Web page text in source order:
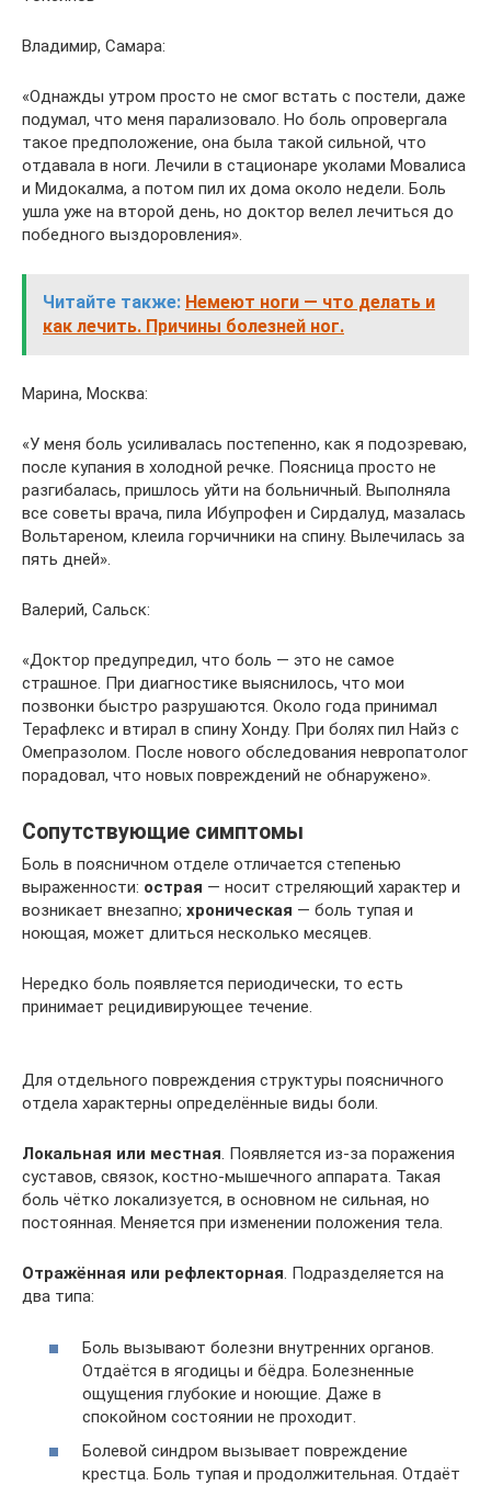
Владимир, Самара:
«Однажды утром просто не смог встать с постели, даже
подумал, что меня парализовало. Но боль опровергала
такое предположение, она была такой сильной, что
отдавала в ноги. Лечили в стационаре уколами Мовалиса
и Мидокалма, а потом пил их дома около недели. Боль
ушла уже на второй день, но доктор велел лечиться до
победного выздоровления».
Читайте также: Немеют ноги — что делать и
как лечить. Причины болезней ног.
Марина, Москва:
«У меня боль усиливалась постепенно, как я подозреваю,
после купания в холодной речке. Поясница просто не
разгибалась, пришлось уйти на больничный. Выполняла
все советы врача, пила Ибупрофен и Сирдалуд, мазалась
Вольтареном, клеила горчичники на спину. Вылечилась за
пять дней».
Валерий, Сальск:
«Доктор предупредил, что боль — это не самое
страшное. При диагностике выяснилось, что мои
позвонки быстро разрушаются. Около года принимал
Терафлекс и втирал в спину Хонду. При болях пил Найз с
Омепразолом. После нового обследования невропатолог
порадовал, что новых повреждений не обнаружено».
Сопутствующие симптомы
Боль в поясничном отделе отличается степенью
выраженности: острая — носит стреляющий характер и
возникает внезапно; хроническая — боль тупая и
ноющая, может длиться несколько месяцев.
Нередко боль появляется периодически, то есть
принимает рецидивирующее течение.
Для отдельного повреждения структуры поясничного
отдела характерны определённые виды боли.
Локальная или местная. Появляется из-за поражения
суставов, связок, костно-мышечного аппарата. Такая
боль чётко локализуется, в основном не сильная, но
постоянная. Меняется при изменении положения тела.
Отражённая или рефлекторная. Подразделяется на
два типа:
Боль вызывают болезни внутренних органов.
Отдаётся в ягодицы и бёдра. Болезненные
ощущения глубокие и ноющие. Даже в
спокойном состоянии не проходит.
Болевой синдром вызывает повреждение
крестца. Боль тупая и продолжительная. Отдаёт